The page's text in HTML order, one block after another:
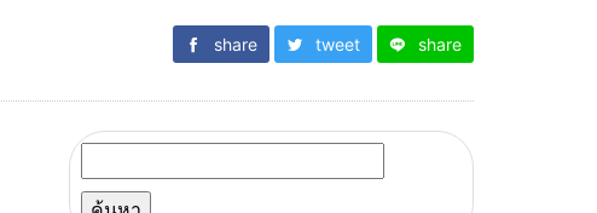
share tweet share
ค้นหา
สำหรับ: